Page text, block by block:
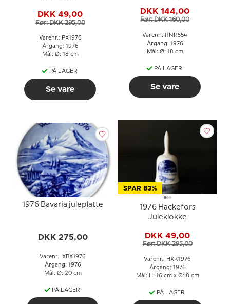
DKK 49,00
Før: DKK 295,00
Varenr.: PX1976
Årgang: 1976
Mål: Ø: 18 cm
PÅ LAGER
Se vare
Sømandsmission
København
DKK 144,00
Før: DKK 160,00
Varenr.: RNR554
Årgang: 1976
Mål: Ø: 18 cm
PÅ LAGER
Se vare
1976 Bavaria juleplatte
DKK 275,00
Varenr.: XBX1976
Årgang: 1976
Mål: Ø: 20 cm
PÅ LAGER
SPAR 83%
1976 Hackefors
Juleklokke
DKK 49,00
Før: DKK 295,00
Varenr.: HXK1976
Årgang: 1976
Mål: H: 16 cm x Ø: 8 cm
PÅ LAGER